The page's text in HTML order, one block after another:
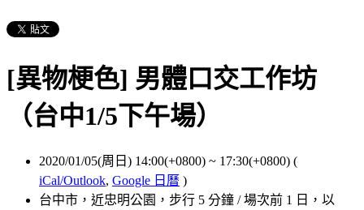
[異物梗色] 男體口交工作坊
（台中1/5下午場）
2020/01/05(周日) 14:00(+0800) ~ 17:30(+0800) (
iCal/Outlook, Google 日曆 )
台中市，近忠明公園，步行 5 分鐘 / 場次前 1 日，以